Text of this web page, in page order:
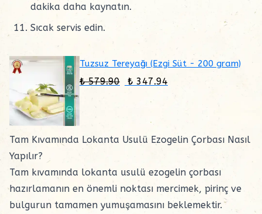
dakika daha kaynatın.
Sıcak servis edin.
Tuzsuz Tereyağı (Ezgi Süt - 200 gram)
₺ 579.90 ₺ 347.94
Tam Kıvamında Lokanta Usulü Ezogelin Çorbası Nasıl
Yapılır?
Tam kıvamında lokanta usulü ezogelin çorbası
hazırlamanın en önemli noktası mercimek, pirinç ve
bulgurun tamamen yumuşamasını beklemektir.